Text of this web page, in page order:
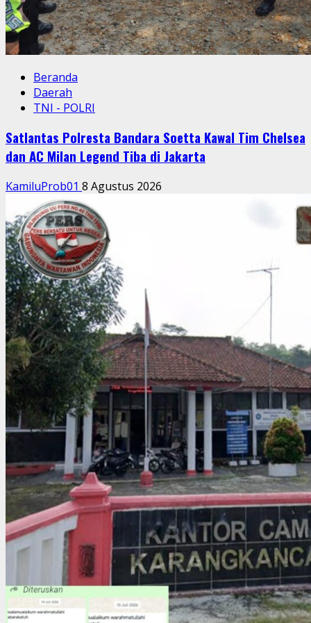
Beranda
Daerah
TNI - POLRI
Satlantas Polresta Bandara Soetta Kawal Tim Chelsea
dan AC Milan Legend Tiba di Jakarta
KamiluProb01 8 Agustus 2026